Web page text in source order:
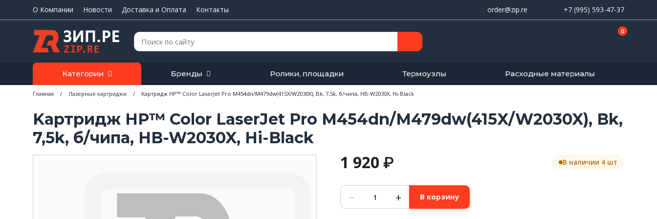
О Компании Новости Доставка и Оплата Контакты order@zip.re +7 (995) 593-47-37
Поиск: 0
Категории Бренды Ролики, площадки Термоузлы Расходные материалы
Главная / Лазерные картриджи / Kартридж HP™ Color LaserJet Pro M454dn/M479dw(415X/W2030X), Bk, 7,5k, б/чипа, HB-W2030X, Hi-Black
Kартридж HP™ Color LaserJet Pro M454dn/M479dw(415X/W2030X), Bk,
7,5k, б/чипа, HB-W2030X, Hi-Black
1 920₽ В наличии 4 шт
Количество
товара
Kартридж
− + В корзину